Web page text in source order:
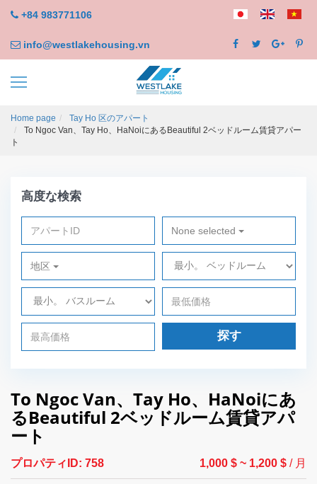
+84 983771106
info@westlakehousing.vn
Home page
Tay Ho 区のアパート
To Ngoc Van、Tay Ho、HaNoiにあるBeautiful 2ベッドルーム賃貸アパー
ト
高度な検索
None selected
地区
探す
To Ngoc Van、Tay Ho、HaNoiにあ
るBeautiful 2ベッドルーム賃貸アパ
ート
プロパティID: 758 1,000 $ ~ 1,200 $ / 月